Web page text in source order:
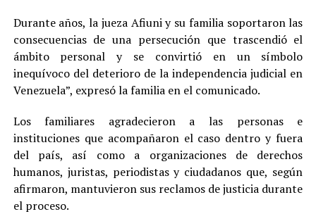
Durante años, la jueza Afiuni y su familia soportaron las
consecuencias de una persecución que trascendió el
ámbito personal y se convirtió en un símbolo
inequívoco del deterioro de la independencia judicial en
Venezuela”, expresó la familia en el comunicado.
Los familiares agradecieron a las personas e
instituciones que acompañaron el caso dentro y fuera
del país, así como a organizaciones de derechos
humanos, juristas, periodistas y ciudadanos que, según
afirmaron, mantuvieron sus reclamos de justicia durante
el proceso.